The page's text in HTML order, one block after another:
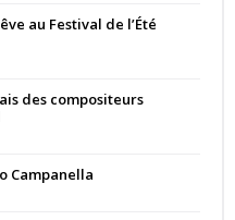
au Festival de l’Été
des compositeurs
Campanella